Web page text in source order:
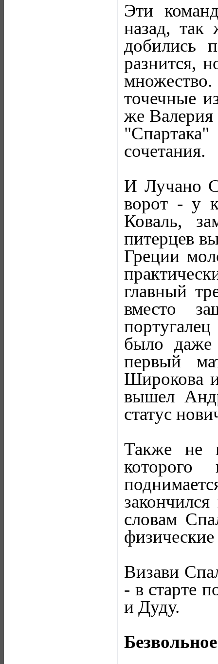
Эти
назад, так
добились
разнится,
точечные
же Валерия
сочетания.
И Лучано
ворот - у
Коваль,
питерцев
Греции
главный
вместо
было
первый
Широкова
вышел
статус
Также не
словам
Визави
- в старте
и Дуду.